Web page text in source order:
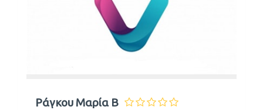
Ράγκου Μαρία Β